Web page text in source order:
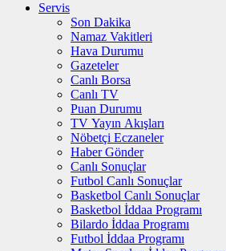
Servis
Son Dakika
Namaz Vakitleri
Hava Durumu
Gazeteler
Canlı Borsa
Canlı TV
Puan Durumu
TV Yayın Akışları
Nöbetçi Eczaneler
Haber Gönder
Canlı Sonuçlar
Futbol Canlı Sonuçlar
Basketbol Canlı Sonuçlar
Basketbol İddaa Programı
Bilardo İddaa Programı
Futbol İddaa Programı